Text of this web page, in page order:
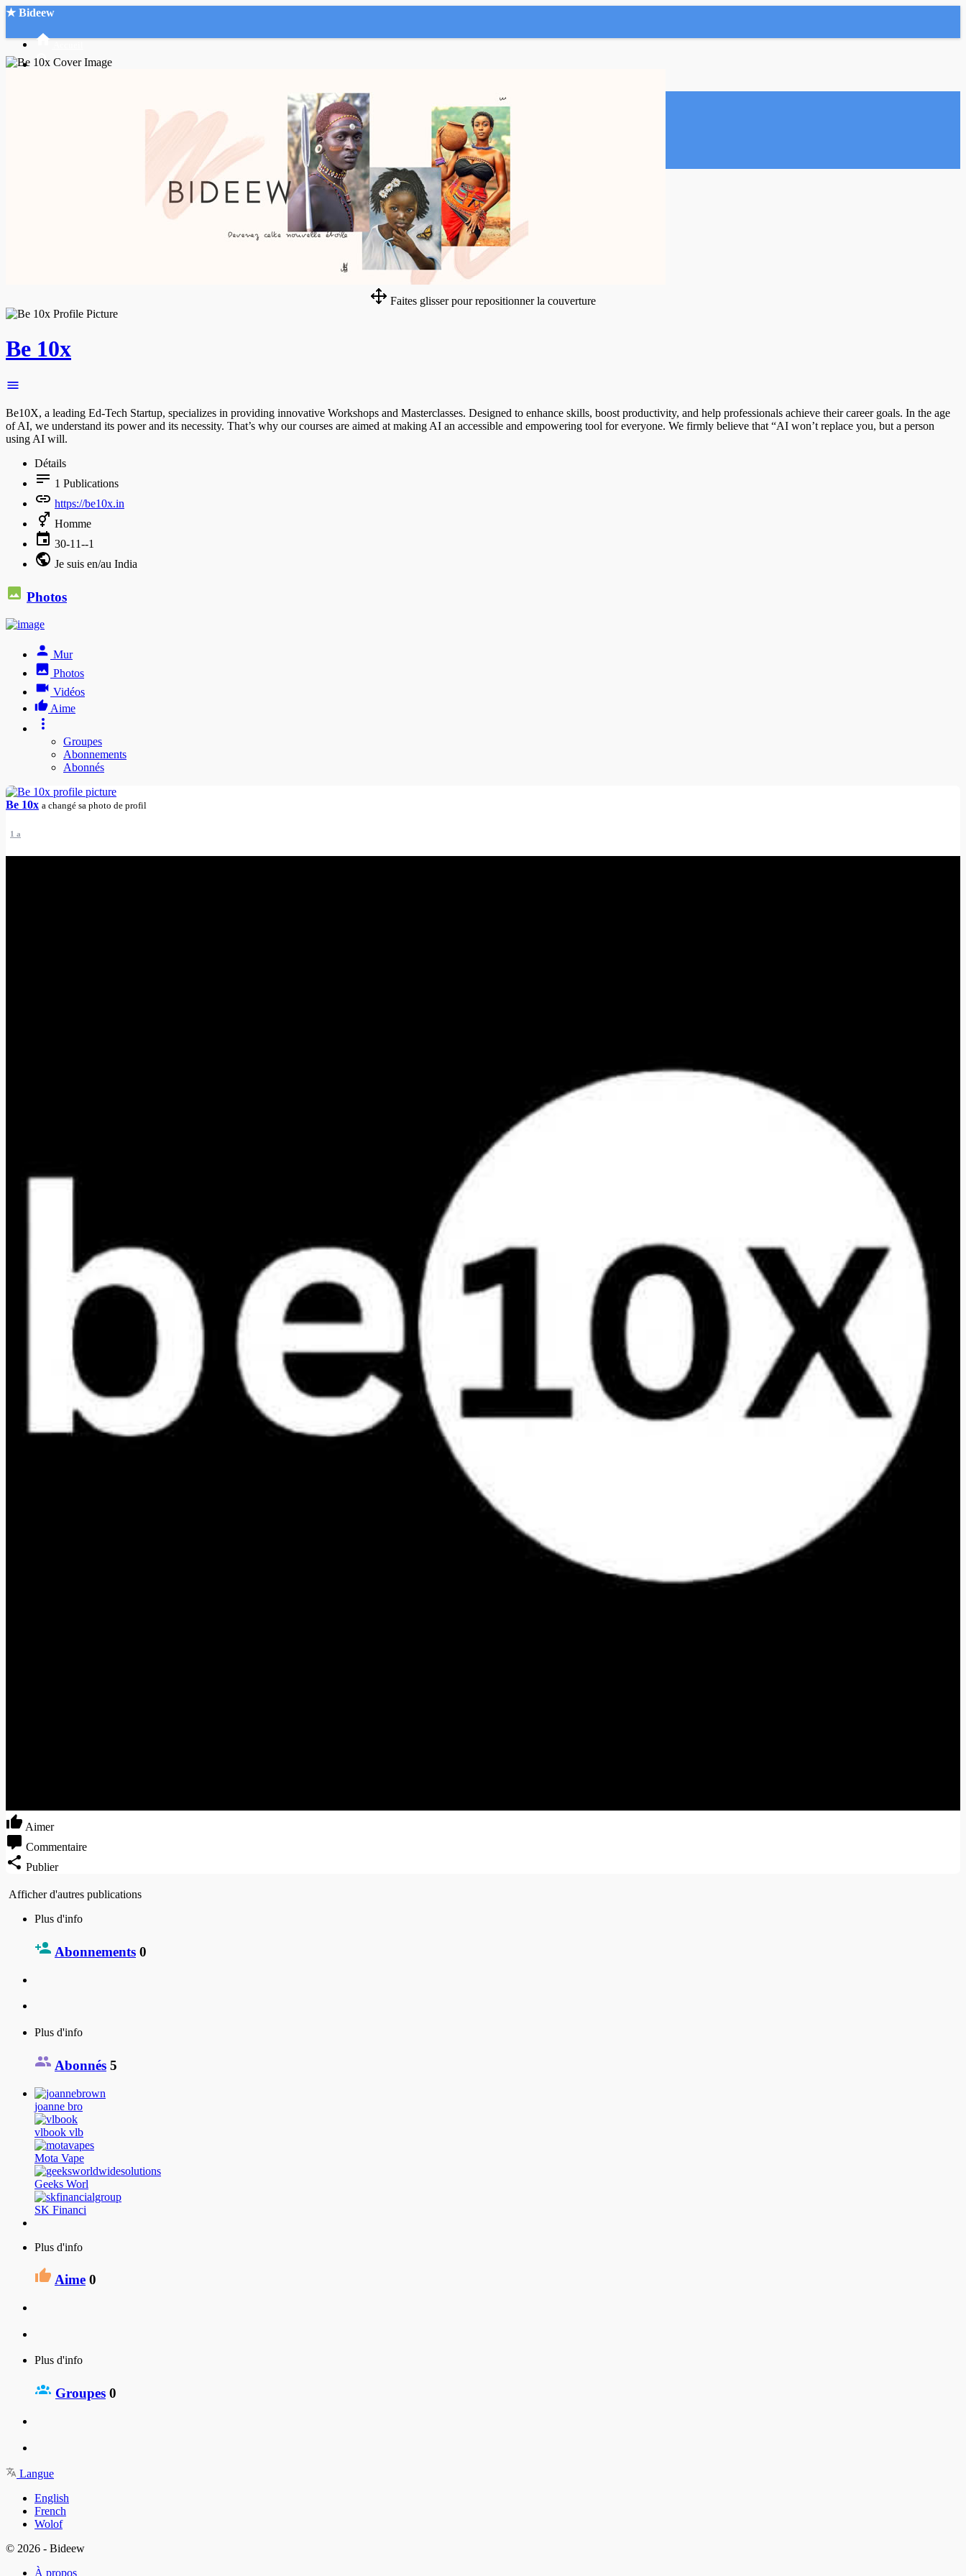
★ Bideew
Faites glisser pour repositionner la couverture
Be 10x
Be10X, a leading Ed-Tech Startup, specializes in providing innovative Workshops and Masterclasses. Designed to enhance skills, boost productivity, and help professionals achieve their career goals. In the age
of AI, we understand its power and its necessity. That’s why our courses are aimed at making AI an accessible and empowering tool for everyone. We firmly believe that “AI won’t replace you, but a person
using AI will.
Détails
1 Publications
https://be10x.in
Homme
30-11--1
Je suis en/au India
Photos
Mur
Photos
Vidéos
Aime
Groupes
Abonnements
Abonnés
Be 10x a changé sa photo de profil
1 a
Aimer
Commentaire
Publier
Afficher d'autres publications
Plus d'info
Abonnements 0
Plus d'info
Abonnés 5
joanne bro
vlbook vlb
Mota Vape
Geeks Worl
SK Financi
Plus d'info
Aime 0
Plus d'info
Groupes 0
Langue
English
French
Wolof
© 2026 - Bideew
À propos